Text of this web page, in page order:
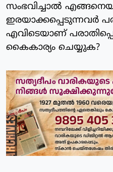
സംഭവിച്ചാല്‍
ഇരയാക്കപ്പെടുന്നവര്‍
എവിടെയാണ്
കൈകാര്യം ചെയ്യുക?